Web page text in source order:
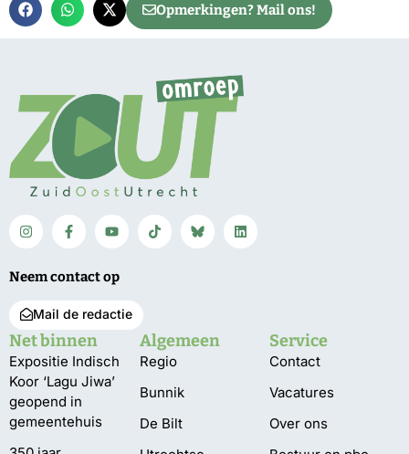
Opmerkingen? Mail ons!
Neem contact op
Mail de redactie
Net binnen
Expositie Indisch
Koor ‘Lagu Jiwa’
geopend in
gemeentehuis
Algemeen
Regio
Bunnik
De Bilt
Service
Contact
Vacatures
Over ons